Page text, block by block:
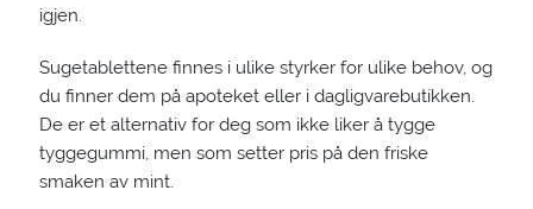
igjen.
Sugetablettene finnes i ulike styrker for ulike behov, og
du finner dem på apoteket eller i dagligvarebutikken.
De er et alternativ for deg som ikke liker å tygge
tyggegummi, men som setter pris på den friske
smaken av mint.